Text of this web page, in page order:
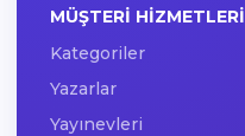
MÜŞTERI HIZMETLERI
Kategoriler
Yazarlar
Yayınevleri